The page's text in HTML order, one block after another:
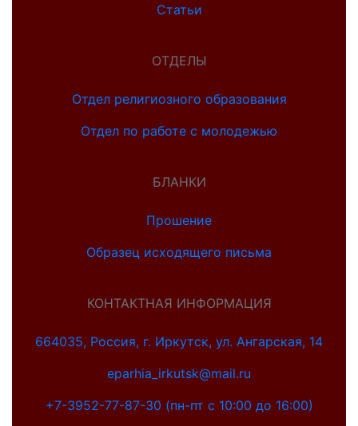
Статьи
ОТДЕЛЫ
Отдел религиозного образования
Отдел по работе с молодежью
БЛАНКИ
Прошение
Образец исходящего письма
КОНТАКТНАЯ ИНФОРМАЦИЯ
664035, Россия, г. Иркутск, ул. Ангарская, 14
eparhia_irkutsk@mail.ru
+7-3952-77-87-30 (пн-пт с 10:00 до 16:00)